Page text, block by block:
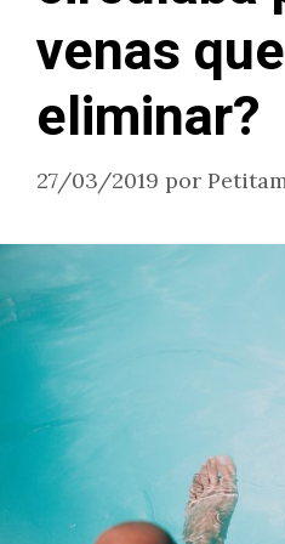
venas
eliminar?
27/03/2019 por